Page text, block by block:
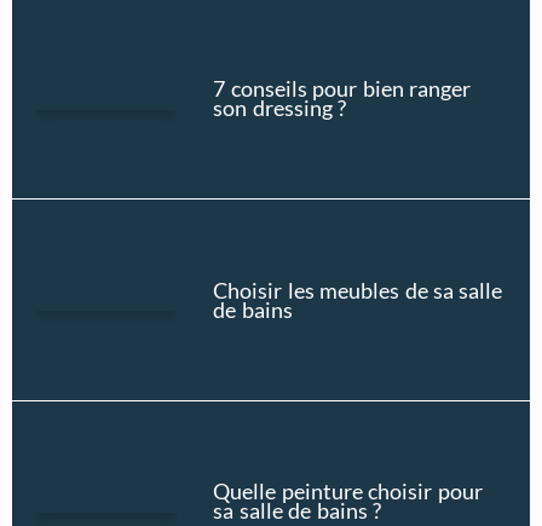
7 conseils pour bien ranger
son dressing ?
Choisir les meubles de sa salle
de bains
Quelle peinture choisir pour
sa salle de bains ?